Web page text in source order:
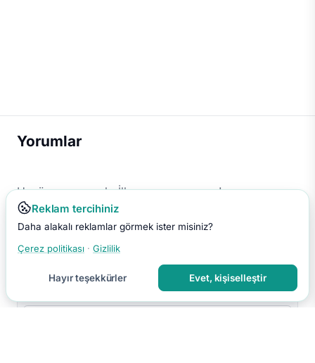
Yorumlar
Henüz yorum yok. İlk yorumu sen yap!
Reklam tercihiniz
Daha alakalı reklamlar görmek ister misiniz?
Çerez politikası · Gizlilik
Hayır teşekkürler Evet, kişiselleştir